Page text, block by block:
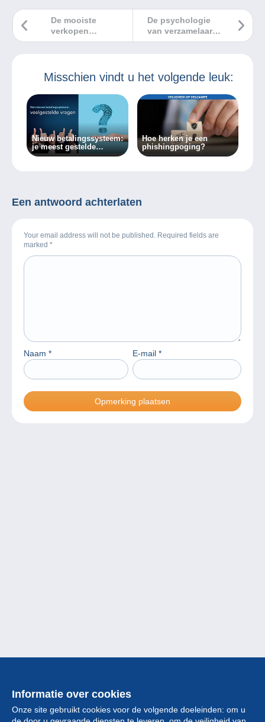
De psychologie
van verzamelaars:
waarom
De mooiste
verkopen
Delcampe mei
Misschien vindt u het volgende leuk:
Nieuw betalingssysteem:
je meest gestelde
vragen.
Hoe herken je een
phishingpoging?
Een antwoord achterlaten
Your email address will not be published. Required fields are
marked *
Naam * E-mail *
Informatie over cookies
Onze site gebruikt cookies voor de volgende doeleinden: om u